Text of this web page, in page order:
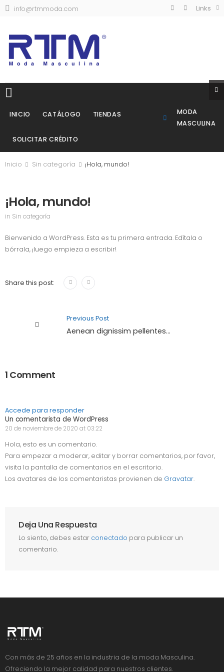
info@rtmmoda.com Links
INICIO CATÁLOGO TIENDAS
SOLICITAR CRÉDITO
MODA
MASCULINA
Inicio Sin categoría ¡Hola, mundo!
¡Hola, mundo!
in Sin categoría
Bienvenido a WordPress. Esta es tu primera entrada. Edítala o
bórrala, ¡luego empieza a escribir!
Share this post:
Previous Post
Aenean dignissim pellentesque felis.
1 Comment
Accede para responder
Un comentarista de WordPress
20 de noviembre de 2020 at 03:22
Hola, esto es un comentario.
Para empezar a moderar, editar y borrar comentarios, por favor,
visita la pantalla de comentarios en el escritorio.
Los avatares de los comentaristas provienen de Gravatar.
Deja Una Respuesta
Lo siento, debes estar conectado para publicar un
comentario.
Con más de 25 años en la industria de la moda Masculina.
Ofreciendo la mejor calidad para nuestros clientes.